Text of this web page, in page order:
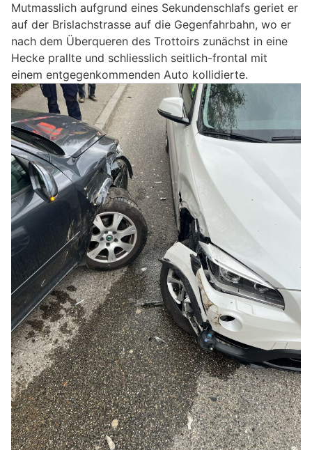
Mutmasslich aufgrund eines Sekundenschlafs geriet er
auf der Brislachstrasse auf die Gegenfahrbahn, wo er
nach dem Überqueren des Trottoirs zunächst in eine
Hecke prallte und schliesslich seitlich-frontal mit
einem entgegenkommenden Auto kollidierte.